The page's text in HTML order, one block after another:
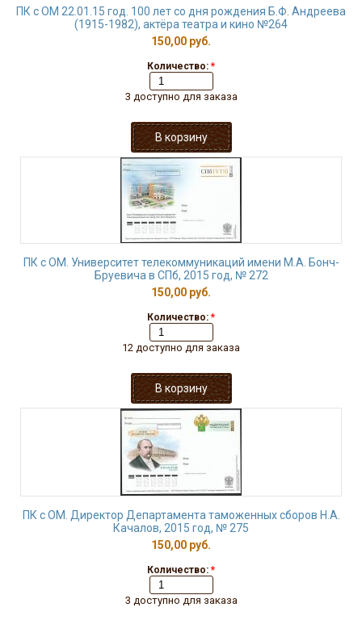
ПК с ОМ 22.01.15 год. 100 лет со дня рождения Б.Ф. Андреева
(1915-1982), актёра театра и кино №264
150,00 руб.
Количество: *
3 доступно для заказа
ПК с ОМ. Университет телекоммуникаций имени М.А. Бонч-
Бруевича в СПб, 2015 год, № 272
150,00 руб.
Количество: *
12 доступно для заказа
ПК с ОМ. Директор Департамента таможенных сборов Н.А.
Качалов, 2015 год, № 275
150,00 руб.
Количество: *
3 доступно для заказа